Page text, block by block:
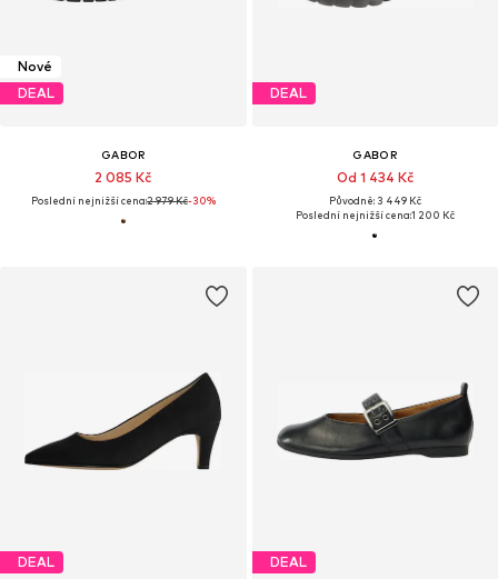
Nové
DEAL
GABOR
2 085 Kč
Poslední nejnižší cena:2 979 Kč-30%
DEAL
GABOR
Od 1 434 Kč
Původně: 3 449 Kč
Poslední nejnižší cena:1 200 Kč
DEAL DEAL